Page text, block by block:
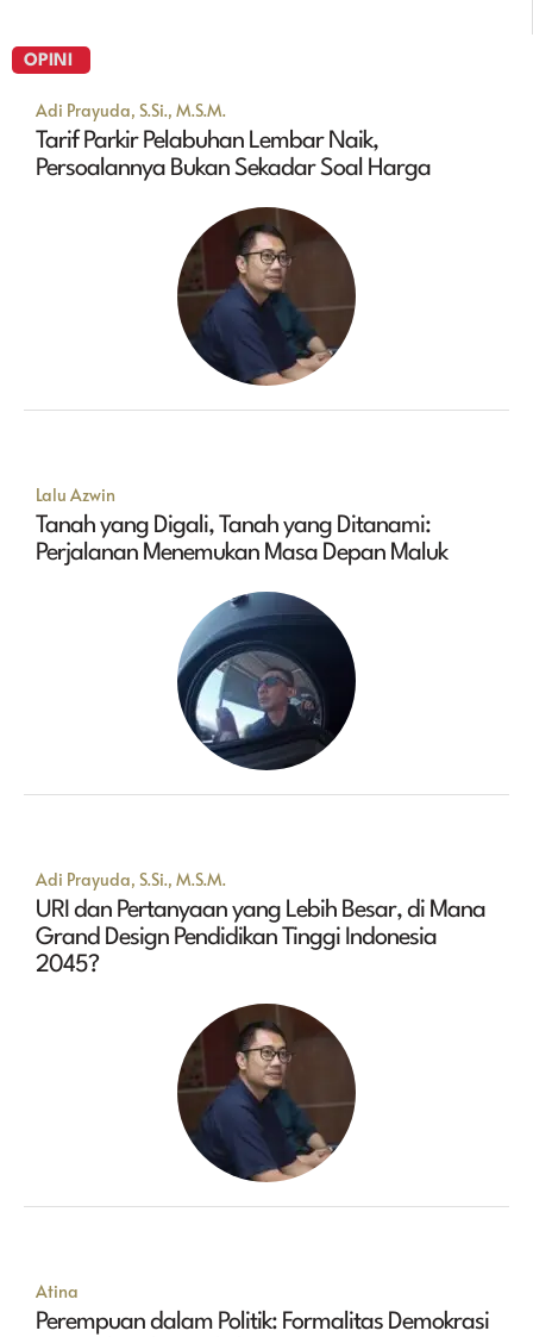
OPINI
Adi Prayuda, S.Si., M.S.M.
Tarif Parkir Pelabuhan Lembar Naik,
Persoalannya Bukan Sekadar Soal Harga
Lalu Azwin
Tanah yang Digali, Tanah yang Ditanami:
Perjalanan Menemukan Masa Depan Maluk
Adi Prayuda, S.Si., M.S.M.
URI dan Pertanyaan yang Lebih Besar, di Mana
Grand Design Pendidikan Tinggi Indonesia
2045?
Atina
Perempuan dalam Politik: Formalitas Demokrasi